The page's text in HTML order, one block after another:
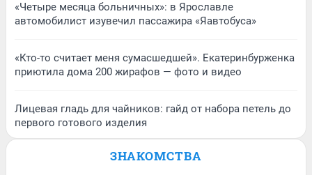
«Четыре месяца больничных»: в Ярославле
автомобилист изувечил пассажира «Яавтобуса»
«Кто-то считает меня сумасшедшей». Екатеринбурженка
приютила дома 200 жирафов — фото и видео
Лицевая гладь для чайников: гайд от набора петель до
первого готового изделия
ЗНАКОМСТВА